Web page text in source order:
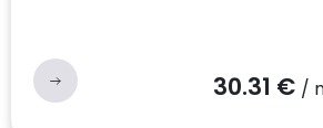
30.31 € /